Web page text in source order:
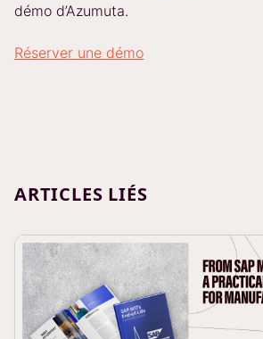
démo d’Azumuta.
Réserver une démo
ARTICLES LIÉS